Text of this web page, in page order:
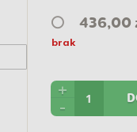
436,00
brak
+
-